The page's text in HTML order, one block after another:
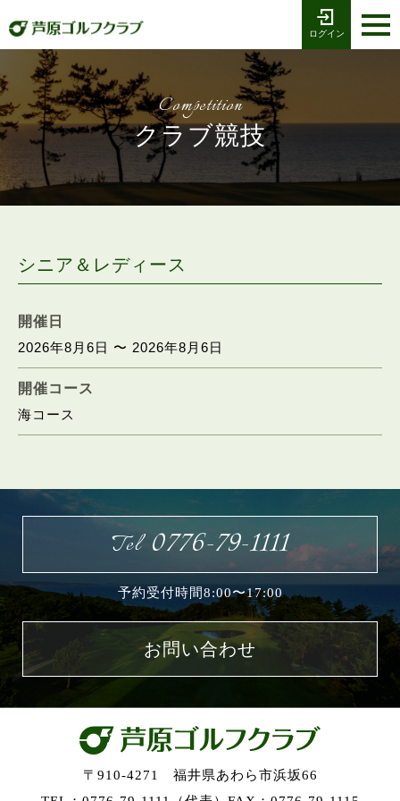
ログイン
お電話でのご予約
Tel 0776-79-1111
ホーム
海コース
湖コース
プレー予約
採用情報
交通アクセス
Competition
クラブ競技
シニア＆レディース
開催日
2026年8月6日 〜 2026年8月6日
開催コース
海コース
Tel 0776-79-1111
予約受付時間8:00〜17:00
お問い合わせ
〒910-4271 福井県あわら市浜坂66